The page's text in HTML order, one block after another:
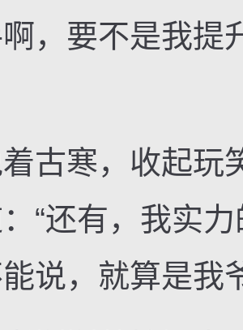
，要不是我提
寒，收起玩
“还有，我实
说，就算是我